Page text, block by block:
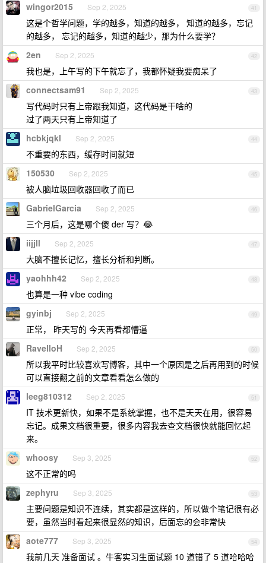
41
wingor2015 Sep 2, 2025
这是个哲学问题，学的越多，知道的越多， 知道的越多，忘记
的越多， 忘记的越多，知道的越少，那为什么要学？
42
2en Sep 2, 2025
我也是，上午写的下午就忘了，我都怀疑我要痴呆了
43
connectsam91 Sep 2, 2025
写代码时只有上帝跟我知道，这代码是干啥的
过了两天只有上帝知道了
44
hcbkjqkl Sep 2, 2025
不重要的东西，缓存时间就短
45
150530 Sep 2, 2025
被人脑垃圾回收器回收了而已
46
GabrielGarcia Sep 2, 2025
三个月后，这是哪个傻 der 写？😂
47
iijjll Sep 2, 2025
大脑不擅长记忆，擅长分析和判断。
48
yaohhh42 Sep 2, 2025
也算是一种 vibe coding
49
gyinbj Sep 2, 2025
正常， 昨天写的 今天再看都懵逼
50
RavelloH Sep 2, 2025
所以我平时比较喜欢写博客，其中一个原因是之后再用到的时候
可以直接翻之前的文章看看怎么做的
51
leeg810312 Sep 2, 2025
IT 技术更新快，如果不是系统掌握，也不是天天在用，很容易
忘记。成果文档很重要，很多内容我去查文档很快就能回忆起
来。
52
whoosy Sep 3, 2025
这不正常的吗
53
zephyru Sep 3, 2025
主要问题是知识不连续，其实都是这样的，所以做个笔记很有必
要，虽然当时看起来很显然的知识，后面忘的会非常快
54
aote777 Sep 3, 2025
我前几天 准备面试 。牛客实习生面试题 10 道错了 5 道哈哈哈